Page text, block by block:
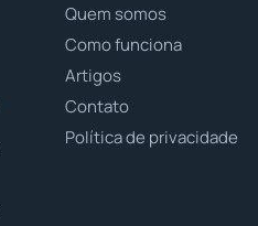
Quem somos
Como funciona
Artigos
Contato
Política de privacidade